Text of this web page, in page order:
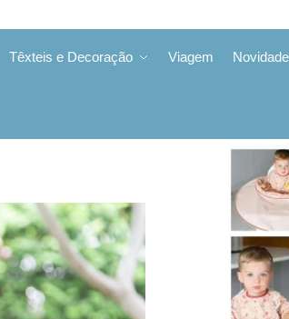
Têxteis e Decoração Viagem